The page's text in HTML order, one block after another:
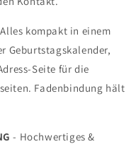
kompakt in einem
Geburtstagskalender,
Seite für die
Fadenbindung hält
- Hochwertiges &